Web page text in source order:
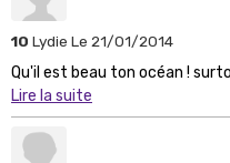
10 Lydie Le 21/01/2014
Qu'il est beau ton océan !
Lire la suite